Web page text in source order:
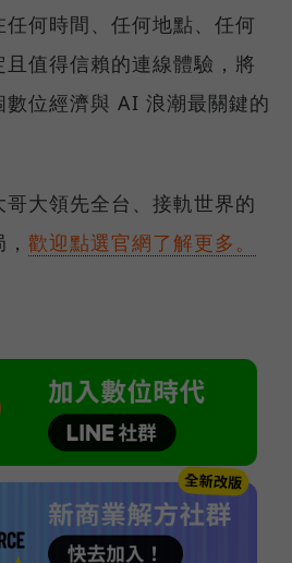
何時間、任何地點、任何
值得信賴的連線體驗，將
數位經濟與 AI 浪潮最關鍵的
大領先全台、接軌世界的
歡迎點選官網了解更多。